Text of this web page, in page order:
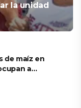
la unidad
de maíz en
a